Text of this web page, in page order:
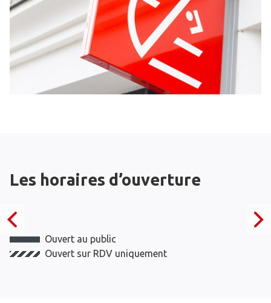
Les horaires d’ouverture
Ouvert au public
Ouvert sur RDV uniquement